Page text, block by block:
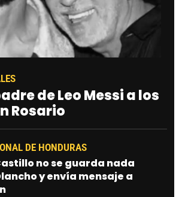
de Leo Messi a los
Rosario
DE HONDURAS
no se guarda nada
y envía mensaje a